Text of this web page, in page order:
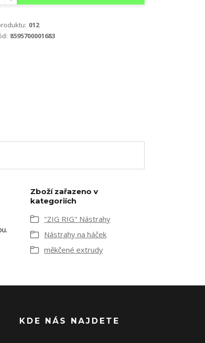
012
8595700001683
Zboží zařazeno v
kategoriích
"ZIG RIG" Nástrahy
Nástrahy na háček
měkčené extrudy
KDE NÁS NAJDETE